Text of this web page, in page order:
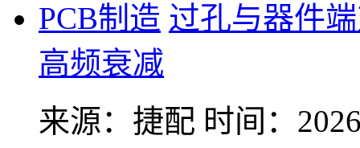
PCB制造 过孔与器件
高频衰减
来源：捷配 时间：